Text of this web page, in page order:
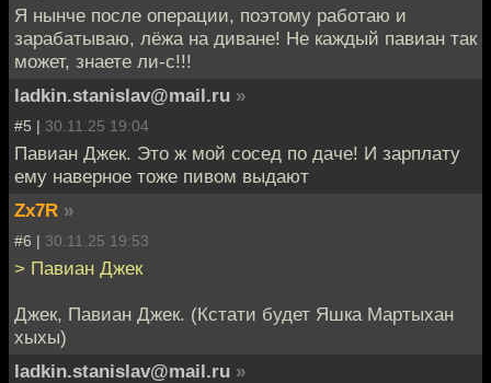
Я нынче после операции, поэтому работаю и
зарабатываю, лёжа на диване! Не каждый павиан так
может, знаете ли-с!!!
ladkin.stanislav@mail.ru »
#5 | 30.11.25 19:04
Павиан Джек. Это ж мой сосед по даче! И зарплату
ему наверное тоже пивом выдают
Zx7R »
#6 | 30.11.25 19:53
> Павиан Джек
Джек, Павиан Джек. (Кстати будет Яшка Мартыхан
хыхы)
ladkin.stanislav@mail.ru »